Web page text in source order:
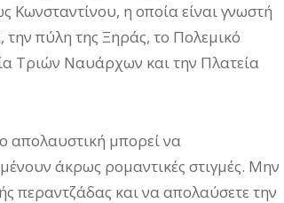
Κωνσταντίνου, η οποία είναι γνωστή
πύλη της Ξηράς, το Πολεμικό
Τριών Ναυάρχων και την Πλατεία
απολαυστική μπορεί να
άκρως ρομαντικές στιγμές. Μην
περαντζάδας και να απολαύσετε την